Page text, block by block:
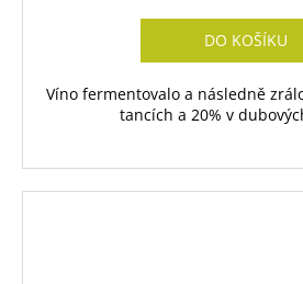
DO KOŠÍKU
Víno fermentovalo a následně
tancích a 20% v